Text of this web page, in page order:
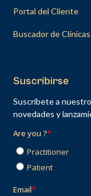
Portal del Cliente
Buscador de Clínicas
Suscribirse
Suscríbete a
novedades y